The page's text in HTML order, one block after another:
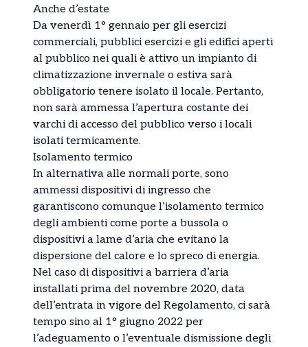
Anche d’estate
Da venerdì 1° gennaio per gli esercizi
commerciali, pubblici esercizi e gli edifici aperti
al pubblico nei quali è attivo un impianto di
climatizzazione invernale o estiva sarà
obbligatorio tenere isolato il locale. Pertanto,
non sarà ammessa l’apertura costante dei
varchi di accesso del pubblico verso i locali
isolati termicamente.
Isolamento termico
In alternativa alle normali porte, sono
ammessi dispositivi di ingresso che
garantiscono comunque l’isolamento termico
degli ambienti come porte a bussola o
dispositivi a lame d’aria che evitano la
dispersione del calore e lo spreco di energia.
Nel caso di dispositivi a barriera d’aria
installati prima del novembre 2020, data
dell’entrata in vigore del Regolamento, ci sarà
tempo sino al 1° giugno 2022 per
l’adeguamento o l’eventuale dismissione degli